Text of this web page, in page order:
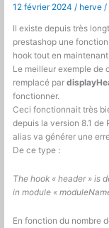
…
and
other
useless
in
developement
12 février 2024/ herve/
Il existe depuis très
prestashop une fonction
hook tout en
Le meilleur exemple de
remplacé par
fonctionner.
Ceci fonctionnait très
depuis la version 8.1 de
alias va générer une
De ce type :
The hook « header » is
in module «
En fonction du nombre